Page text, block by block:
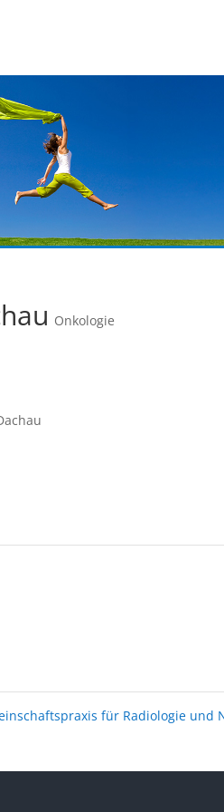
Onkologie
für Radiologie